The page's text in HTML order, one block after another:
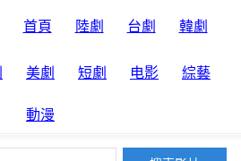
首頁 陸劇 台劇 韓劇
美劇 短劇 电影 綜藝
動漫